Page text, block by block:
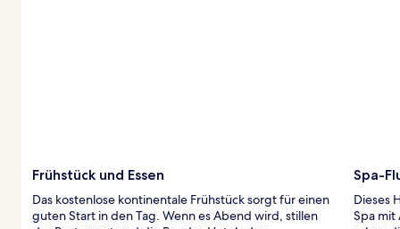
Frühstück und Essen
Das kostenlose kontinentale Frühstück sorgt für einen
guten Start in den Tag. Wenn es Abend wird, stillen
Spa-
Dieses
Spa